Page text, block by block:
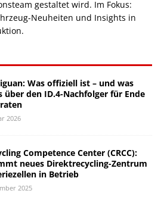
gestaltet wird. Im Fokus:
Neuheiten und Insights in
Was offiziell ist – und was
über den ID.4-Nachfolger für Ende
2026
Competence Center (CRCC):
neues Direktrecycling-Zentrum
in Betrieb
2025